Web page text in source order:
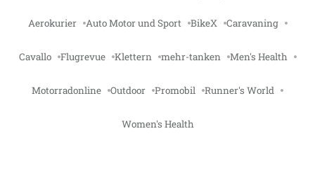
Aerokurier Auto Motor und Sport BikeX Caravaning
Cavallo Flugrevue Klettern mehr-tanken Men's Health
Motorradonline Outdoor Promobil Runner's World
Women's Health